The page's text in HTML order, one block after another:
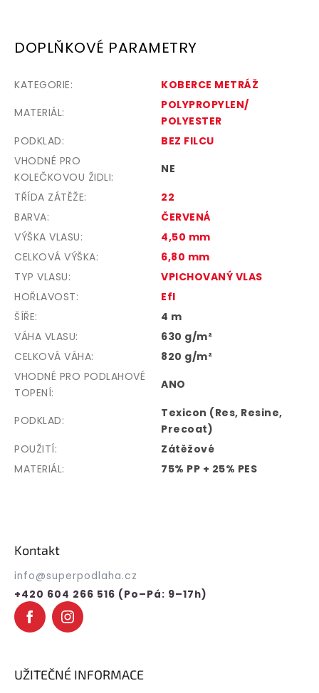
DOPLŇKOVÉ PARAMETRY
KATEGORIE:
KOBERCE METRÁŽ
MATERIÁL:
POLYPROPYLEN/
POLYESTER
PODKLAD:
BEZ FILCU
VHODNÉ PRO
KOLEČKOVOU ŽIDLI:
NE
TŘÍDA ZÁTĚŽE:
22
BARVA:
ČERVENÁ
VÝŠKA VLASU:
4,50 mm
CELKOVÁ VÝŠKA:
6,80 mm
TYP VLASU:
VPICHOVANÝ VLAS
HOŘLAVOST:
Efl
ŠÍŘE:
4 m
VÁHA VLASU:
630 g/m²
CELKOVÁ VÁHA:
820 g/m²
VHODNÉ PRO PODLAHOVÉ
TOPENÍ:
ANO
PODKLAD:
Texicon (Res, Resine,
Precoat)
POUŽITÍ:
Zátěžové
MATERIÁL: 75% PP + 25% PES
Kontakt
info@superpodlaha.cz
+420 604 266 516 (Po–Pá: 9–17h)
UŽITEČNÉ INFORMACE